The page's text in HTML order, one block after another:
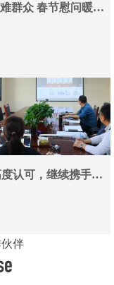
群众 春节慰问暖人
认可，继续携手同
伴